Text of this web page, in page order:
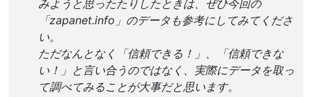
みようと思ったたりしたときは、ぜひ今回の
「zapanet.info」のデータも参考にしてみてくださ
い。
ただなんとなく「信頼できる！」、「信頼できな
い！」と言い合うのではなく、実際にデータを取っ
て調べてみることが大事だと思います。